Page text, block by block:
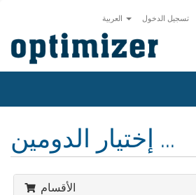
تسجيل الدخول
إختيار الدومين ...
الأقسام